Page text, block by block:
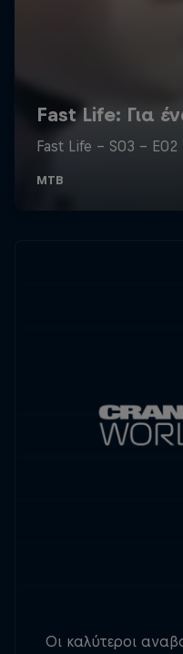
Οι καλύτεροι